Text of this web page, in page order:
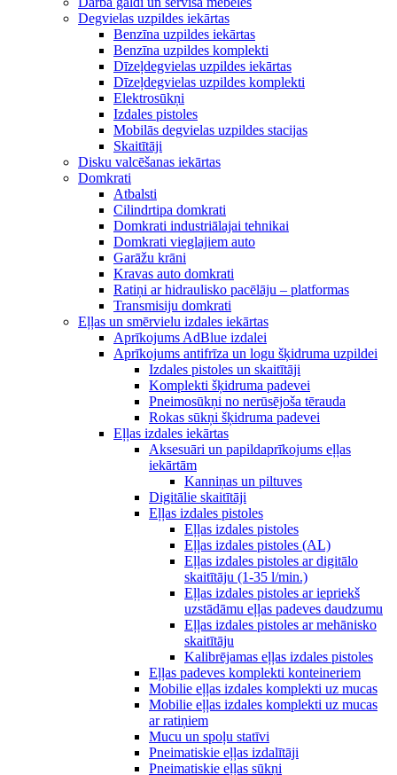
Degvielas uzpildes iekārtas
Benzīna uzpildes iekārtas
Benzīna uzpildes komplekti
Dīzeļdegvielas uzpildes iekārtas
Dīzeļdegvielas uzpildes komplekti
Elektrosūkņi
Izdales pistoles
Mobilās degvielas uzpildes stacijas
Skaitītāji
Disku valcēšanas iekārtas
Domkrati
Atbalsti
Cilindrtipa domkrati
Domkrati industriālajai tehnikai
Domkrati vieglajiem auto
Garāžu krāni
Kravas auto domkrati
Ratiņi ar hidraulisko pacēlāju – platformas
Transmisiju domkrati
Eļļas un smērvielu izdales iekārtas
Aprīkojums AdBlue izdalei
Aprīkojums antifrīza un logu šķidruma uzpildei
Izdales pistoles un skaitītāji
Komplekti šķidruma padevei
Pneimosūkņi no nerūsējoša tērauda
Rokas sūkņi šķidruma padevei
Eļļas izdales iekārtas
Aksesuāri un papildaprīkojums eļļas
iekārtām
Kanniņas un piltuves
Digitālie skaitītāji
Eļļas izdales pistoles
Eļļas izdales pistoles
Eļļas izdales pistoles (AL)
Eļļas izdales pistoles ar digitālo
skaitītāju (1-35 l/min.)
Eļļas izdales pistoles ar iepriekš
uzstādāmu eļļas padeves daudzumu
Eļļas izdales pistoles ar mehānisko
skaitītāju
Kalibrējamas eļļas izdales pistoles
Eļļas padeves komplekti konteineriem
Mobilie eļļas izdales komplekti uz mucas
Mobilie eļļas izdales komplekti uz mucas
ar ratiņiem
Mucu un spoļu statīvi
Pneimatiskie eļļas izdalītāji
Pneimatiskie eļļas sūkņi